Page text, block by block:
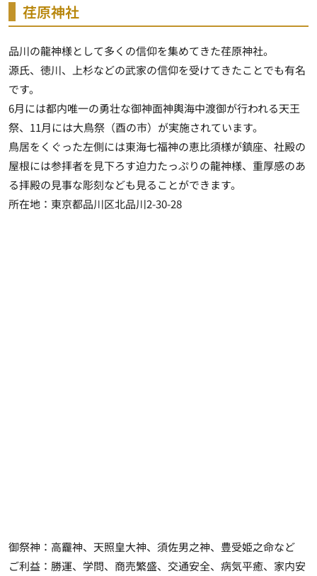
荏原神社
品川の龍神様として多くの信仰を集めてきた荏原神社。
源氏、徳川、上杉などの武家の信仰を受けてきたことでも有名
です。
6月には都内唯一の勇壮な御神面神輿海中渡御が行われる天王
祭、11月には大鳥祭（酉の市）が実施されています。
鳥居をくぐった左側には東海七福神の恵比須様が鎮座、社殿の
屋根には参拝者を見下ろす迫力たっぷりの龍神様、重厚感のあ
る拝殿の見事な彫刻なども見ることができます。
所在地：東京都品川区北品川2-30-28
御祭神：高龗神、天照皇大神、須佐男之神、豊受姫之命など
ご利益：勝運、学問、商売繁盛、交通安全、病気平癒、家内安